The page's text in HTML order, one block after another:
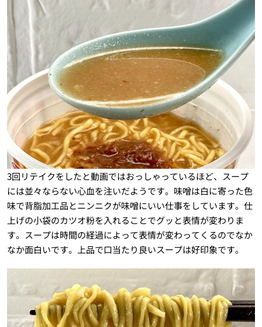
3回リテイクをしたと動画ではおっしゃっているほど、スープ
には並々ならない心血を注いだようです。味噌は白に寄った色
味で背脂加工品とニンニクが味噌にいい仕事をしています。仕
上げの小袋のカツオ粉を入れることでグッと表情が変わりま
す。スープは時間の経過によって表情が変わってくるのでなか
なか面白いです。上品で口当たり良いスープは好印象です。